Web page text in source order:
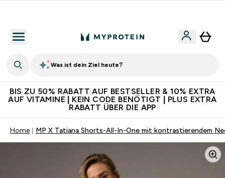
Was ist dein Ziel heute?
BIS ZU 50% RABATT AUF BESTSELLER & 10% EXTRA
AUF VITAMINE | KEIN CODE BENÖTIGT | PLUS EXTRA
RABATT ÜBER DIE APP
Home MP X Tatiana Shorts-All-In-One mit kontrastierendem